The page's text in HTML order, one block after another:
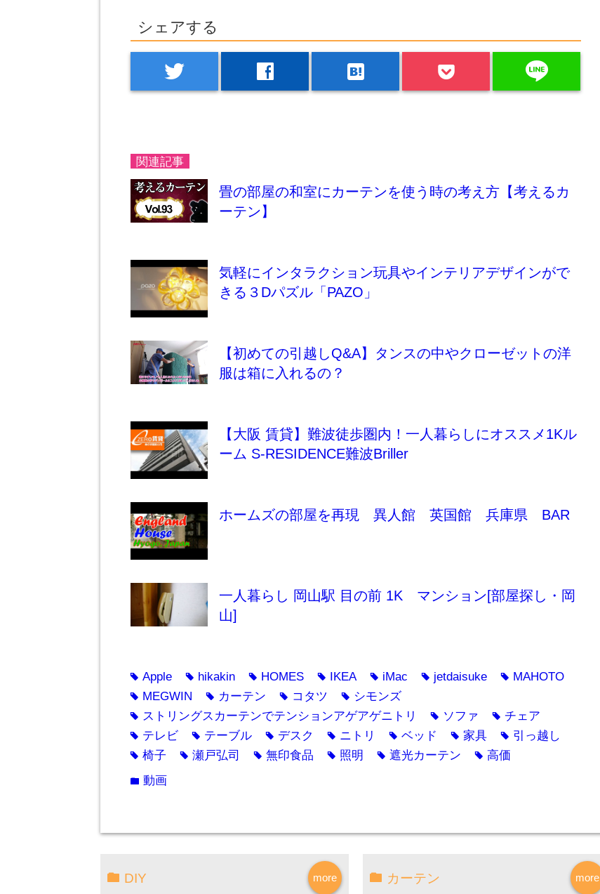
シェアする
twitter facebook hatenabookmark line
関連記事
畳の部屋の和室にカーテンを使う時の考え方【考えるカ
ーテン】
気軽にインタラクション玩具やインテリアデザインがで
きる３Dパズル「PAZO」
【初めての引越しQ&A】タンスの中やクローゼットの洋
服は箱に入れるの？
【大阪 賃貸】難波徒歩圏内！一人暮らしにオススメ1Kル
ーム S-RESIDENCE難波Briller
ホームズの部屋を再現 異人館 英国館 兵庫県 BAR
一人暮らし 岡山駅 目の前 1K マンション[部屋探し・岡
山]
tag Apple tag hikakin tag HOMES tag IKEA tag iMac tag jetdaisuke tag MAHOTO
tag MEGWIN tag カーテン tag コタツ tag シモンズ
tag ストリングスカーテンでテンションアゲアゲニトリ tag ソファ tag チェア
tag テレビ tag テーブル tag デスク tag ニトリ tag ベッド tag 家具 tag 引っ越し
tag 椅子 tag 瀬戸弘司 tag 無印食品 tag 照明 tag 遮光カーテン tag 高価
folder 動画
more
DIY more
カーテン